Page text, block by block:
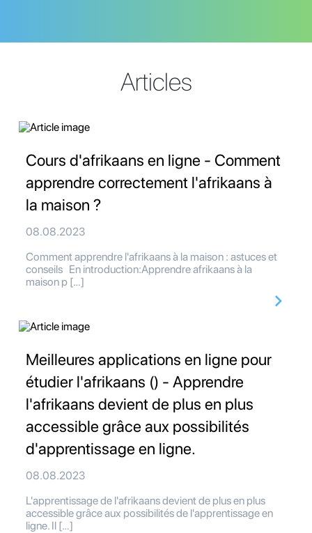
Articles
Cours d'afrikaans en ligne - Comment
apprendre correctement l'afrikaans à
la maison ?
08.08.2023
Comment apprendre l'afrikaans à la maison : astuces et
conseils En introduction:Apprendre afrikaans à la
maison p […]
Meilleures applications en ligne pour
étudier l'afrikaans () - Apprendre
l'afrikaans devient de plus en plus
accessible grâce aux possibilités
d'apprentissage en ligne.
08.08.2023
L'apprentissage de l'afrikaans devient de plus en plus
accessible grâce aux possibilités de l'apprentissage en
ligne. Il […]